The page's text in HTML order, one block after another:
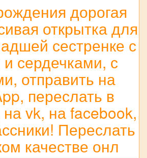
дорогая
открытка для
сестренке с
сердечками, с
отправить на
переслать в
vk, на facebook,
Переслать
качестве онл